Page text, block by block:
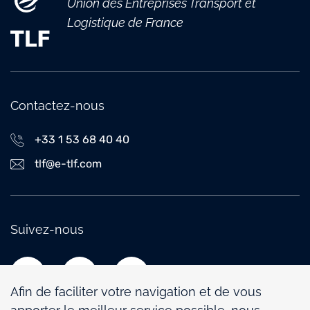
Union des Entreprises Transport et
Logistique de France
Contactez-nous
+33 1 53 68 40 40
tlf@e-tlf.com
Suivez-nous
Afin de faciliter votre navigation et de vous